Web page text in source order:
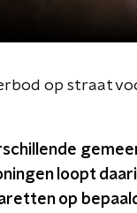
op straat
loopt
op